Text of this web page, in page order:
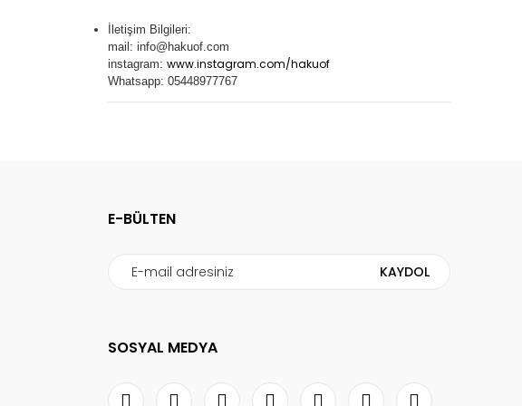
İletişim Bilgileri:
mail: info@hakuof.com
instagram: www.instagram.com/hakuof
Whatsapp: 05448977767
E-BÜLTEN
KAYDOL
SOSYAL MEDYA